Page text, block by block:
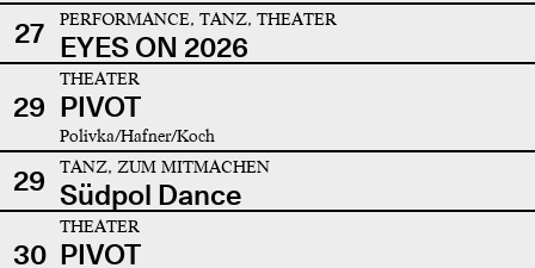
27 PERFORMANCE, TANZ, THEATER
EYES ON 2026
29
THEATER
PIVOT
Polivka/Hafner/Koch
29 TANZ, ZUM MITMACHEN
Südpol Dance
30
THEATER
PIVOT